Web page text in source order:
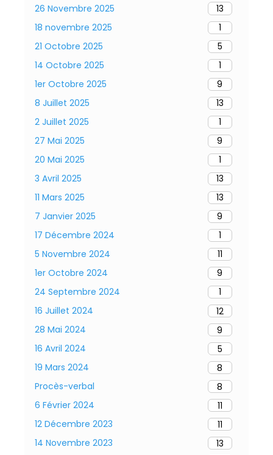
26 Novembre 2025
13
18 novembre 2025
1
21 Octobre 2025
5
14 Octobre 2025
1
1er Octobre 2025
9
8 Juillet 2025
13
2 Juillet 2025
1
27 Mai 2025
9
20 Mai 2025
1
3 Avril 2025
13
11 Mars 2025
13
7 Janvier 2025
9
17 Décembre 2024
1
5 Novembre 2024
11
1er Octobre 2024
9
24 Septembre 2024
1
16 Juillet 2024
12
28 Mai 2024
9
16 Avril 2024
5
19 Mars 2024
8
Procès-verbal
8
6 Février 2024
11
12 Décembre 2023
11
14 Novembre 2023
13